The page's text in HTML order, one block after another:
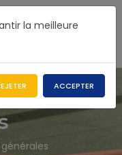
la meilleure
ACCEPTER